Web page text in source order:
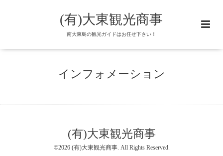
(有)大東観光商事
南大東島の観光ガイドはお任せ下さい！
インフォメーション
(有)大東観光商事
©2026 (有)大東観光商事. All Rights Reserved.